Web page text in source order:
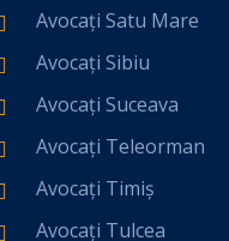
Avocați Satu Mare
Avocați Sibiu
Avocați Suceava
Avocați Teleorman
Avocați Timiș
Avocați Tulcea